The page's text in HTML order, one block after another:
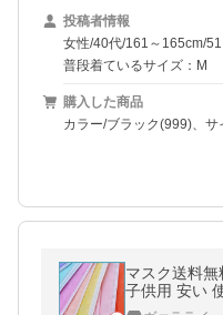
投稿者情報
女性/40代/161～165cm/
普段着ているサイズ：M
購入した商品
カラー/ブラック(999)、サ
マスク送料
子供用 安い
マスク 大人用 花粉対策 飛沫 風邪 PM2.5 花